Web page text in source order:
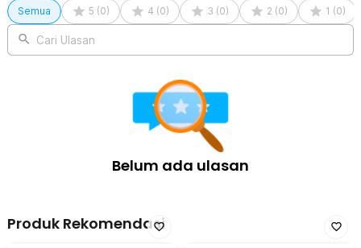
Semua 5 (0) 4 (0) 3 (0) 2 (0) 1 (0)
Cari Ulasan
Belum ada ulasan
Produk Rekomendasi